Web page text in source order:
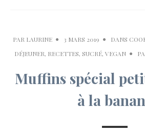
PAR LAURINE 3 MARS 2019 DANS
DÉJEUNER, RECETTES, SUCRÉ, VEGAN
Muffins spécial
à la